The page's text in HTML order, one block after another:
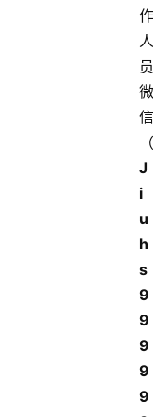
作
人
员
微
信
（
J
i
u
h
s
9
9
9
9
9